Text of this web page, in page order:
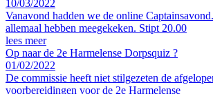
10/03/2022
Vanavond hadden we de online
allemaal hebben meegekeken. Stipt 20.00
lees meer
Op naar de 2e Harmelense Dorpsquiz ?
01/02/2022
De commissie heeft niet stilgezeten de
voorbereidingen voor de 2e Harmelense